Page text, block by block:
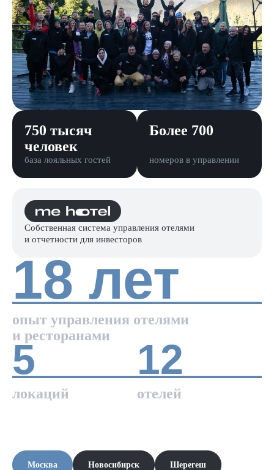
750 тысяч
человек
база лояльных гостей
Более 700
номеров в управлении
18 лет
опыт управления отелями
и ресторанами
5
локаций
12
отелей
Собственная система управления отелями
и отчетности для инвесторов
Москва Новосибирск Шерегеш